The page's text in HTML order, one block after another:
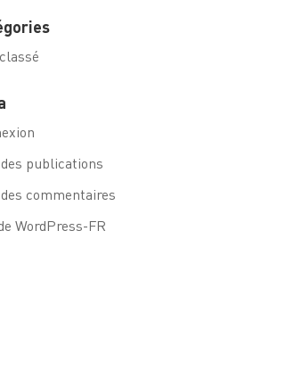
publications
commentaires
WordPress-FR